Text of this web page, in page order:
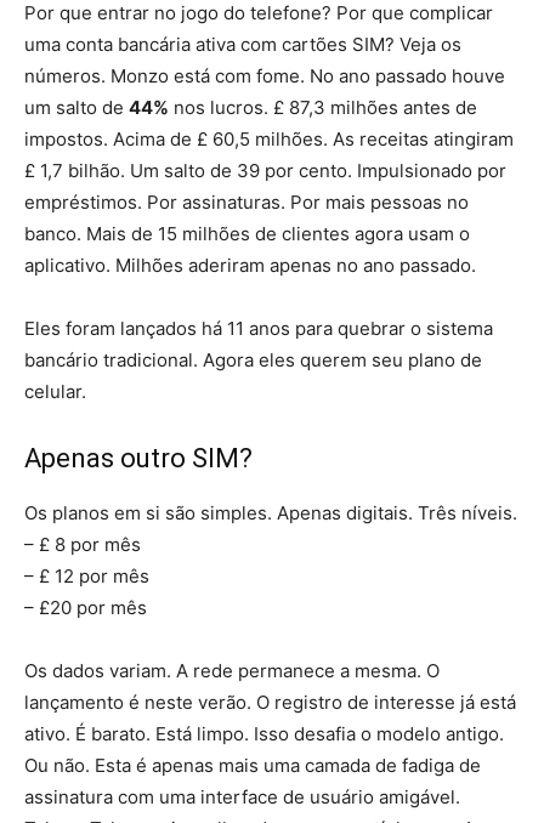
Por que entrar no jogo do telefone? Por que complicar
uma conta bancária ativa com cartões SIM? Veja os
números. Monzo está com fome. No ano passado houve
um salto de 44% nos lucros. £ 87,3 milhões antes de
impostos. Acima de £ 60,5 milhões. As receitas atingiram
£ 1,7 bilhão. Um salto de 39 por cento. Impulsionado por
empréstimos. Por assinaturas. Por mais pessoas no
banco. Mais de 15 milhões de clientes agora usam o
aplicativo. Milhões aderiram apenas no ano passado.
Eles foram lançados há 11 anos para quebrar o sistema
bancário tradicional. Agora eles querem seu plano de
celular.
Apenas outro SIM?
Os planos em si são simples. Apenas digitais. Três níveis.
– £ 8 por mês
– £ 12 por mês
– £20 por mês
Os dados variam. A rede permanece a mesma. O
lançamento é neste verão. O registro de interesse já está
ativo. É barato. Está limpo. Isso desafia o modelo antigo.
Ou não. Esta é apenas mais uma camada de fadiga de
assinatura com uma interface de usuário amigável.